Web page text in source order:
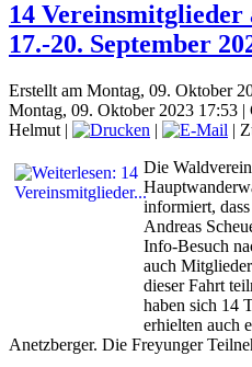
14
17.-20. September
Erstellt am Montag, 09. Oktober
Montag, 09. Oktober 2023 17:53 |
Helmut | |
|
Die
informiert,
Andreas
Info-Besuch
auch
dieser Fahrt
haben sich 14
erhielten auch
Anetzberger. Die Freyunger